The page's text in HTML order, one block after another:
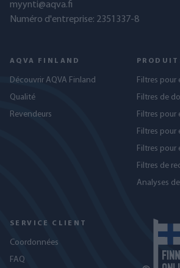
myynti@aqva.fi
Numéro d'entreprise: 2351337-8
AQVA FINLAND
Découvrir AQVA Finland
Qualité
Revendeurs
Filtres pour
Filtres de
Filtres pour
Filtres pour
Filtres pour
Filtres de
Analyses de
SERVICE CLIENT
Coordonnées
FAQ